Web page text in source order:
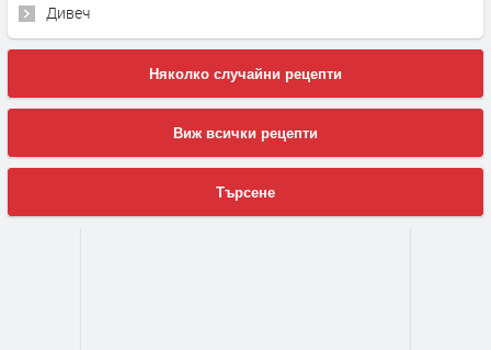
Дивеч
Няколко случайни рецепти
Виж всички рецепти
Търсене